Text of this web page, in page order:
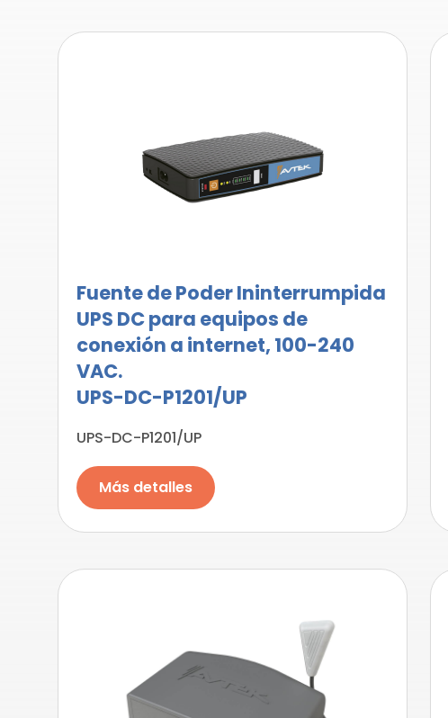
Fuente de Poder Ininterrumpida
UPS DC para equipos de
conexión a internet, 100-240
VAC.
UPS-DC-P1201/UP
UPS-DC-P1201/UP
Más detalles